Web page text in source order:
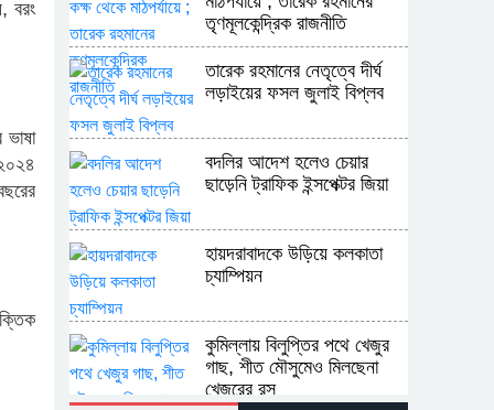
বরং
তৃণমূলকেন্দ্রিক রাজনীতি
তারেক রহমানের নেতৃত্বে দীর্ঘ
লড়াইয়ের ফসল জুলাই বিপ্লব
বদলির আদেশ হলেও চেয়ার
ছাড়েনি ট্রাফিক ইন্সপেক্টর জিয়া
হায়দরাবাদকে উড়িয়ে কলকাতা
চ্যাম্পিয়ন
কুমিল্লায় বিলুপ্তির পথে খেজুর
গাছ, শীত মৌসুমেও মিলছেনা
খেজুরের রস